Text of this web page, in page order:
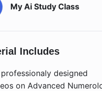
My Ai Study Class
Includes
designed
on Advanced